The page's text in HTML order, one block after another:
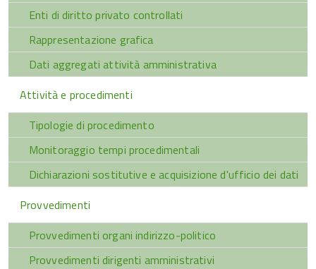
Enti di diritto privato controllati
Rappresentazione grafica
Dati aggregati attività amministrativa
Attività e procedimenti
Tipologie di procedimento
Monitoraggio tempi procedimentali
Dichiarazioni sostitutive e acquisizione d'ufficio dei dati
Provvedimenti
Provvedimenti organi indirizzo-politico
Provvedimenti dirigenti amministrativi